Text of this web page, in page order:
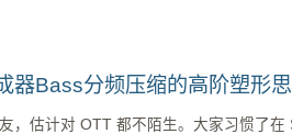
器Bass分频压缩的高阶塑形
，估计对 OTT 都不陌生。大家习惯了在